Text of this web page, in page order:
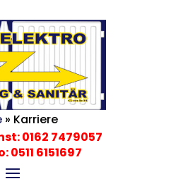
» Karriere
0162 7479057
0511 6151697